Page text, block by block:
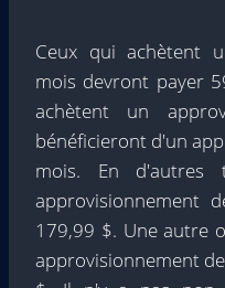
Ceux qui achètent
mois devront payer
achètent un
bénéficieront d'un
mois. En d'autres
approvisionnement
179,99 $. Une autre
approvisionnement